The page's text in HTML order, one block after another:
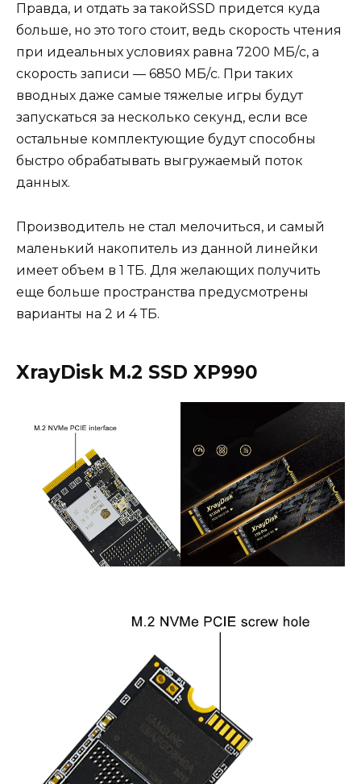
Правда, и отдать за такойSSD придется куда
больше, но это того стоит, ведь скорость чтения
при идеальных условиях равна 7200 МБ/с, а
скорость записи — 6850 МБ/с. При таких
вводных даже самые тяжелые игры будут
запускаться за несколько секунд, если все
остальные комплектующие будут способны
быстро обрабатывать выгружаемый поток
данных.
Производитель не стал мелочиться, и самый
маленький накопитель из данной линейки
имеет объем в 1 ТБ. Для желающих получить
еще больше пространства предусмотрены
варианты на 2 и 4 ТБ.
XrayDisk M.2 SSD XP990